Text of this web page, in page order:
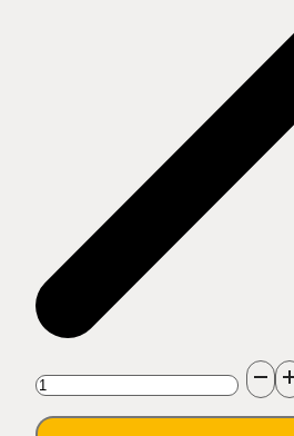
množstvo
Vysokotlaková